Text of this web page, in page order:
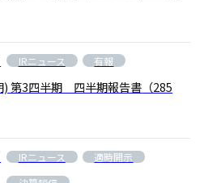
IRニュース 有報
) 第3四半期 四半期報告書 （285
IRニュース
適時開示